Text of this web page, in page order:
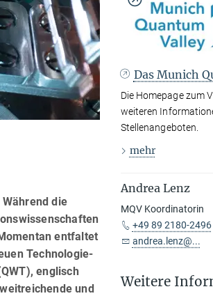
die
entfaltet
Technologie-
englisch
und
Das Munich
Die Homepage zum
weiteren
Stellenangeboten.
mehr
Andrea Lenz
MQV Koordinatorin
+49 89 2180-2496
andrea.lenz@...
Weitere